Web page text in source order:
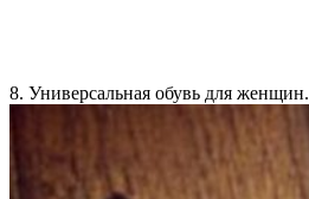
8. Универсальная обувь для женщин.